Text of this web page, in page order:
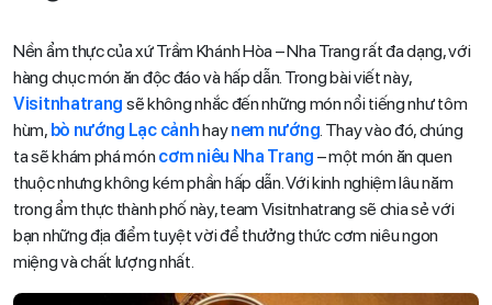
Nền ẩm thực của xứ Trầm Khánh Hòa – Nha Trang rất đa dạng, với
hàng chục món ăn độc đáo và hấp dẫn. Trong bài viết này,
Visitnhatrang sẽ không nhắc đến những món nổi tiếng như tôm
hùm, bò nướng Lạc cảnhhaynem nướng. Thay vào đó, chúng
ta sẽ khám phá món cơm niêu Nha Trang – một món ăn quen
thuộc nhưng không kém phần hấp dẫn. Với kinh nghiệm lâu năm
trong ẩm thực thành phố này, team Visitnhatrang sẽ chia sẻ với
bạn những địa điểm tuyệt vời để thưởng thức cơm niêu ngon
miệng và chất lượng nhất.